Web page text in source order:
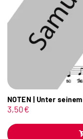
NOTEN | Unter
3,50€